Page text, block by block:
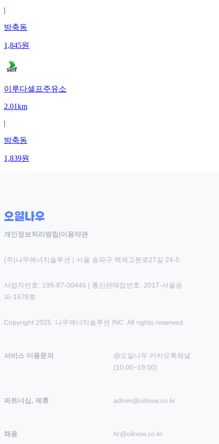
|
방축동
1,845원
이루다셀프주유소
2.01km
|
방축동
1,839원
개인정보처리방침 |이용약관
(주)나우에너지솔루션 | 서울 송파구 백제고분로27길 24-5
사업자번호: 199-87-00446 | 통신판매업번호: 2017-서울송
파-1678호
Copyright 2025. 나우에너지솔루션 INC. All rights reserved.
서비스 이용문의
@오일나우 카카오톡채널
(10:00~19:00)
파트너십, 제휴 admin@oilnow.co.kr
채용 hr@oilnow.co.kr